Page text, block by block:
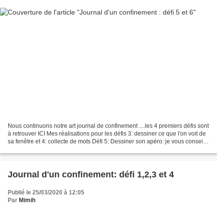
Nous continuons notre art journal de confinement ....les 4 premiers défis sont
à retrouver ICI Mes réalisations pour les défis 3: dessiner ce que l'on voit de
sa fenêtre et 4: collecte de mots Défi 5: Dessiner son apéro: je vous conseille
Journal d'un confinement: défi 1,2,3 et 4
Publié le 25/03/2020 à 12:05
Par Mimih